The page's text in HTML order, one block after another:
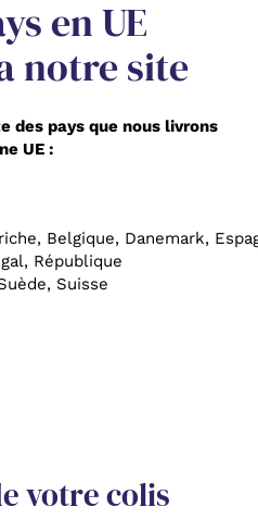
en UE
notre site
des pays que nous livrons
UE :
Belgique, Danemark,
République
Suisse
votre colis